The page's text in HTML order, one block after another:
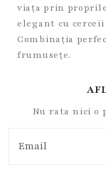
viața prin
elegant cu
Combinația
frumusețe.
Nu rata nici o